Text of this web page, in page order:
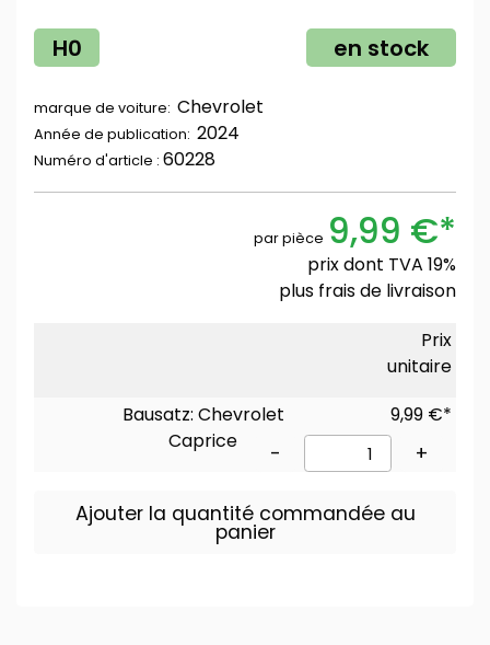
H0 en stock
marque de voiture: Chevrolet
Année de publication: 2024
Numéro d'article : 60228
par pièce 9,99 €*
prix dont TVA 19%
plus frais de livraison
Prix
unitaire
Bausatz: Chevrolet
Caprice
9,99 €*
- +
Ajouter la quantité commandée au
panier